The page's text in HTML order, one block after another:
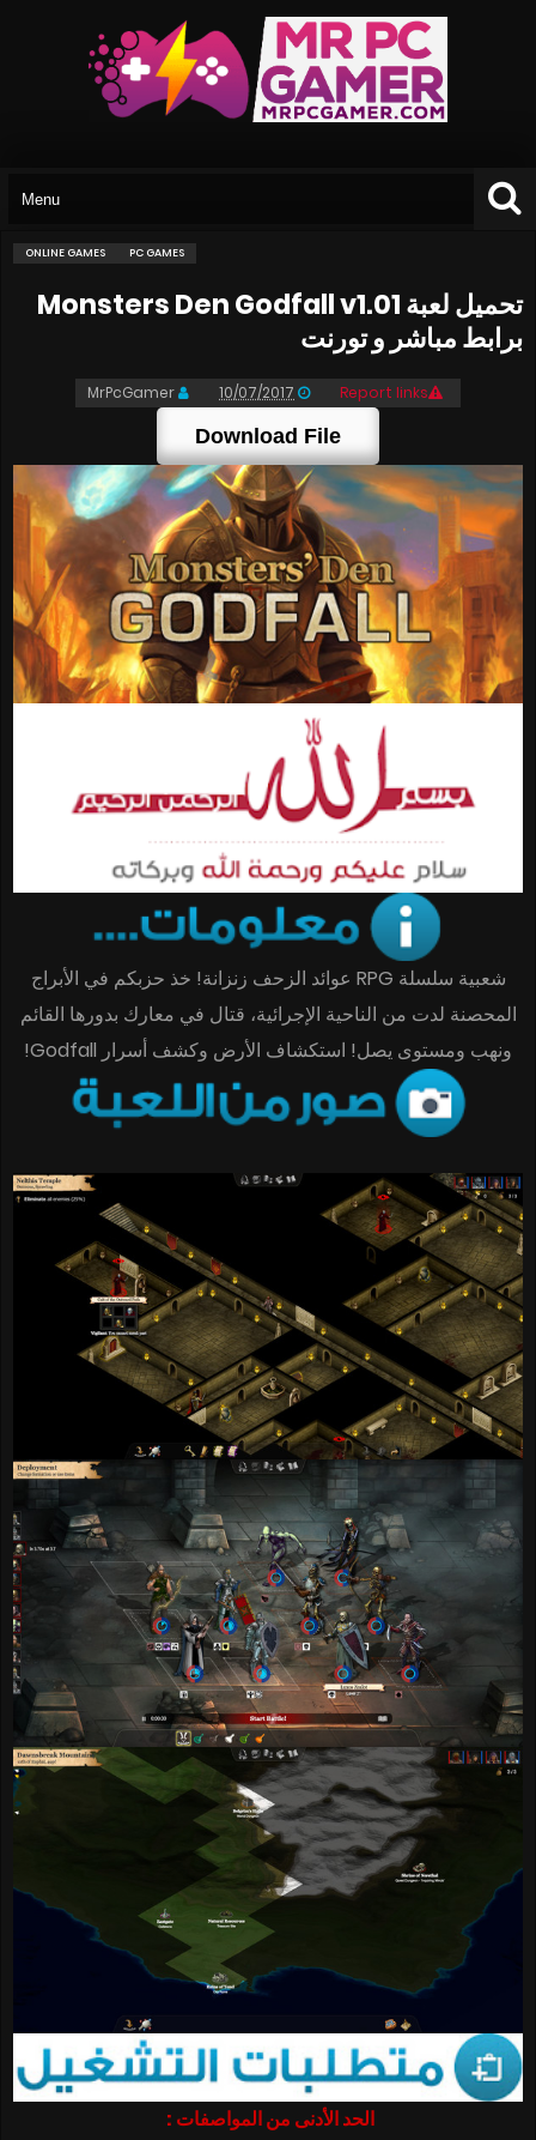
ONLINE GAMES PC GAMES
تحميل لعبة Monsters Den Godfall v1.01
برابط مباشر و تورنت
MrPcGamer 10/07/2017 Report links
Download File
شعبية سلسلة RPG عوائد الزحف زنزانة! خذ حزبكم في الأبراج
المحصنة لدت من الناحية الإجرائية، قتال في معارك بدورها القائم
ونهب ومستوى يصل! استكشاف الأرض وكشف أسرار Godfall!
الحد الأدنى من المواصفات :